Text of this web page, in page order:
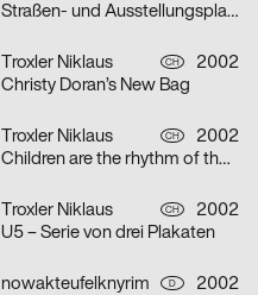
Straßen- und Ausstellungsplakate: Stand der Dinge: Neustes Wohnen in Zürich – Serie von sechs Plakaten
Troxler Niklaus CH
2002
Christy Doran’s New Bag
Troxler Niklaus CH
2002
Children are the rhythm of the world
Troxler Niklaus CH
2002
U5 – Serie von drei Plakaten
nowakteufelknyrim D
2002